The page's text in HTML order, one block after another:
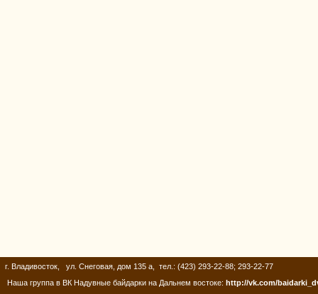
г. Владивосток, ул. Снеговая, дом 135 а, тел.: (423) 293-22-88; 293-22-77
Наша группа в ВК Надувные байдарки на Дальнем востоке: http://vk.com/